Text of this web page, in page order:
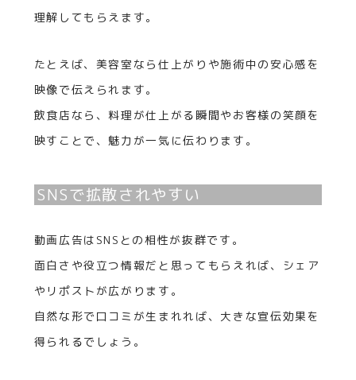
理解してもらえます。
たとえば、美容室なら仕上がりや施術中の安心感を
映像で伝えられます。
飲食店なら、料理が仕上がる瞬間やお客様の笑顔を
映すことで、魅力が一気に伝わります。
SNSで拡散されやすい
動画広告はSNSとの相性が抜群です。
面白さや役立つ情報だと思ってもらえれば、シェア
やリポストが広がります。
自然な形で口コミが生まれれば、大きな宣伝効果を
得られるでしょう。